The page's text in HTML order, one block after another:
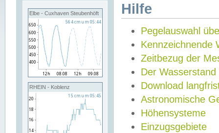
Elbe - Cuxhaven Steubenhöft
RHEIN - Koblenz
Hilfe
Pegelauswahl
Kennzeichnende
Zeitbezug der
Der Wasserstand
Download
Astronomische
Höhensysteme
Einzugsgebiete